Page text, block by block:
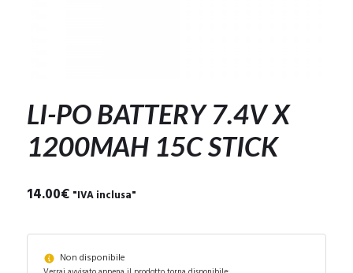
LI-PO BATTERY 7.4V X
1200MAH 15C STICK
14.00€ "IVA inclusa"
Non disponibile